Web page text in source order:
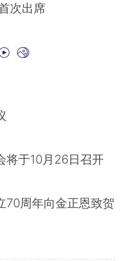
次出席
将于10月26日召开
70周年向金正恩致贺